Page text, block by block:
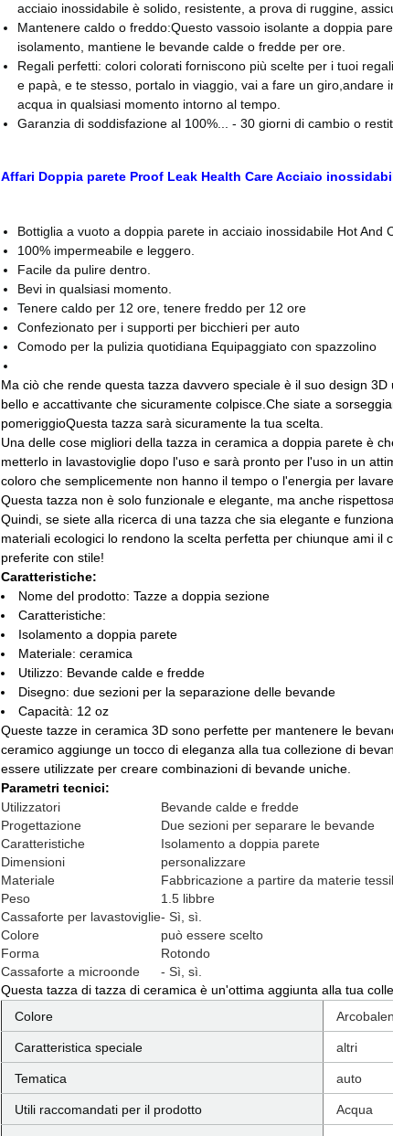
acciaio inossidabile è solido, resistente, a prova di ruggine,
Mantenere caldo o freddo:Questo vassoio isolante a doppia
isolamento, mantiene le bevande calde o fredde per ore.
Regali perfetti: colori colorati forniscono più scelte per i tuoi
e papà, e te stesso, portalo in viaggio, vai a fare un
acqua in qualsiasi momento intorno al tempo.
Garanzia di soddisfazione al 100%... - 30 giorni di cambio o
Affari Doppia parete Proof Leak Health Care Acciaio
Bottiglia a vuoto a doppia parete in acciaio inossidabile Hot And
100% impermeabile e leggero.
Facile da pulire dentro.
Bevi in qualsiasi momento.
Tenere caldo per 12 ore, tenere freddo per 12 ore
Confezionato per i supporti per bicchieri per auto
Comodo per la pulizia quotidiana Equipaggiato con spazzolino
Ma ciò che rende questa tazza davvero speciale è il suo design
bello e accattivante che sicuramente colpisce.Che siate a
pomeriggioQuesta tazza sarà sicuramente la tua scelta.
Una delle cose migliori della tazza in ceramica a doppia parete è
metterlo in lavastoviglie dopo l'uso e sarà pronto per l'uso in un
coloro che semplicemente non hanno il tempo o l'energia per
Questa tazza non è solo funzionale e elegante, ma anche
Quindi, se siete alla ricerca di una tazza che sia elegante e
materiali ecologici lo rendono la scelta perfetta per chiunque ami
preferite con stile!
Caratteristiche:
Nome del prodotto: Tazze a doppia sezione
Caratteristiche:
Isolamento a doppia parete
Materiale: ceramica
Utilizzo: Bevande calde e fredde
Disegno: due sezioni per la separazione delle bevande
Capacità: 12 oz
Queste tazze in ceramica 3D sono perfette per mantenere le
ceramico aggiunge un tocco di eleganza alla tua collezione di
essere utilizzate per creare combinazioni di bevande uniche.
Parametri tecnici:
Utilizzatori
Bevande calde e fredde
Progettazione
Due sezioni per separare le bevande
Caratteristiche
Isolamento a doppia parete
Dimensioni
personalizzare
Materiale
Fabbricazione a partire da materie
Peso
1.5 libbre
Cassaforte per lavastoviglie- Sì, sì.
Colore
può essere scelto
Forma
Rotondo
Cassaforte a microonde
- Sì, sì.
Questa tazza di tazza di ceramica è un'ottima aggiunta alla tua
Colore
Caratteristica speciale altri
Tematica auto
Utili raccomandati per il prodotto Acqua